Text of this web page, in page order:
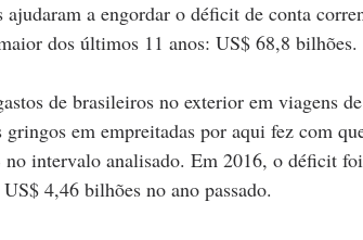
ajudaram a engordar o déficit de conta
dos últimos 11 anos: US$ 68,8 bilhões.
de brasileiros no exterior em viagens
gringos em empreitadas por aqui fez com
no intervalo analisado. Em 2016, o déficit
4,46 bilhões no ano passado.